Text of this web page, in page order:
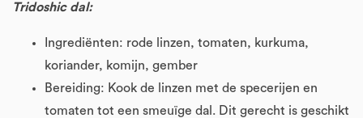
Tridoshic dal:
Ingrediënten: rode linzen, tomaten, kurkuma,
koriander, komijn, gember
Bereiding: Kook de linzen met de specerijen en
tomaten tot een smeuïge dal. Dit gerecht is geschikt